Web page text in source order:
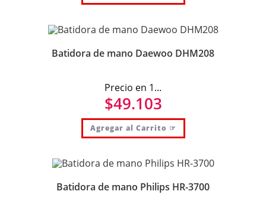
Batidora de mano Daewoo DHM208
Precio en 1...
$49.103
Agregar al Carrito ☞
Batidora de mano Philips HR-3700